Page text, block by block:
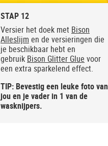
STAP 12
Versier het doek met Bison
Alleslijm en de versieringen die
je beschikbaar hebt en
gebruik Bison Glitter Glue voor
een extra sparkelend effect.
TIP: Bevestig een leuke foto van
jou en je vader in 1 van de
wasknijpers.